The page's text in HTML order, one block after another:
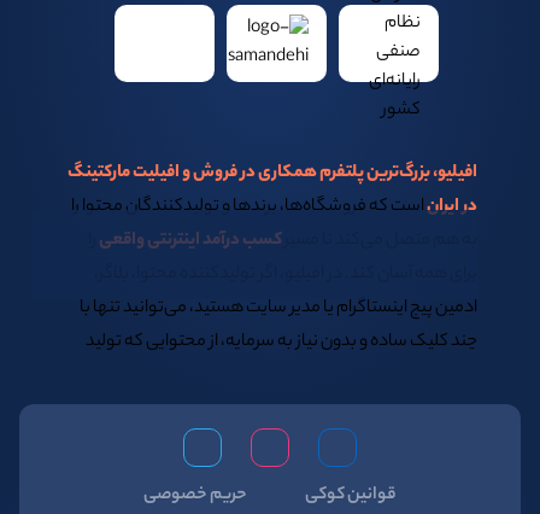
افیلیو، بزرگ‌ترین پلتفرم همکاری در فروش و افیلیت مارکتینگ
در ایراناست که فروشگاه‌ها، برندها و تولیدکنندگان محتوا را
کسب درآمد اینترنتی واقعی
ادمین پیج اینستاگرام یا مدیر سایت هستید، می‌توانید تنها با
چند کلیک ساده و بدون نیاز به سرمایه، از محتوایی که تولید
اگر همیشه از خود پرسیده‌اید:
بهترین روش کسب درآمد اینترنتی در منزل چیست؟
چگونه سئو سایت فروشگاهی خود را افزایش دهیم؟
قوانین کوکی حریم خصوصی